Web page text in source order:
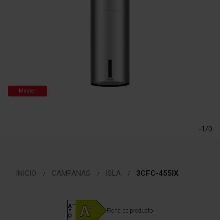
-1/0
Master
imágenes
INICIO CAMPANAS ISLA 3CFC-455IX
Ficha de producto